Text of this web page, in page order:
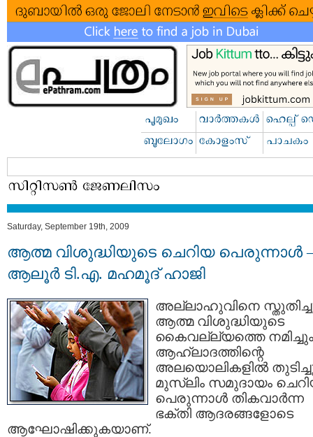
Saturday, September 19th, 2009
ആത്മ വിശുദ്ധിയുടെ ചെറിയ പെരുന്നാള്‍
ആലൂര്‍ ടി.എ. മഹമൂദ്‌ ഹാജി
അല്ലാഹുവിനെ
ആത്മ വിശുദ്ധിയുടെ
കൈവല്ല്യത്തെ നമിച്ചും
ആഹ്ലാദത്തിന്റെ
അലയൊലികളില്‍
മുസ്ലിം സമുദായം
പെരുന്നാള്‍ തികവാര്‍ന്ന
ഭക്തി ആദരങ്ങളോടെ
ആഘോഷിക്കുകയാണ്.